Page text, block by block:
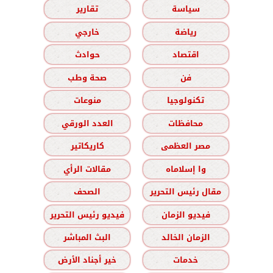
سياسة
تقارير
رياضة
خارجي
اقتصاد
حوادث
فن
صحة وطب
تكنولوجيا
منوعات
محافظات
العدد الورقي
مصر العظمى
كاريكاتير
وا إسلاماه
مقالات الرأي
مقال رئيس التحرير
الصحف
فيديو الزمان
فيديو رئيس التحرير
الزمان الخالد
البث المباشر
خدمات
خير أجناد الأرض